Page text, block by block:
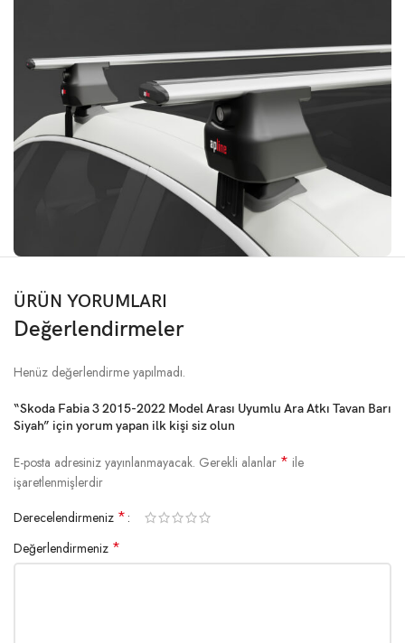
ÜRÜN YORUMLARI
Değerlendirmeler
Henüz değerlendirme yapılmadı.
“Skoda Fabia 3 2015-2022 Model Arası Uyumlu Ara Atkı Tavan Barı
Siyah” için yorum yapan ilk kişi siz olun
E-posta adresiniz yayınlanmayacak. Gerekli alanlar * ile
işaretlenmişlerdir
Derecelendirmeniz *
Değerlendirmeniz *